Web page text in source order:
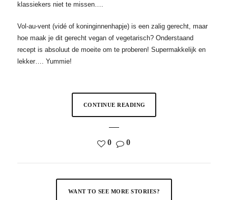
klassiekers niet te missen….
Vol-au-vent (vidé of koninginnenhapje) is een zalig gerecht, maar
hoe maak je dit gerecht vegan of vegetarisch? Onderstaand
recept is absoluut de moeite om te proberen! Supermakkelijk en
lekker…. Yummie!
CONTINUE READING
0 0
WANT TO SEE MORE STORIES?